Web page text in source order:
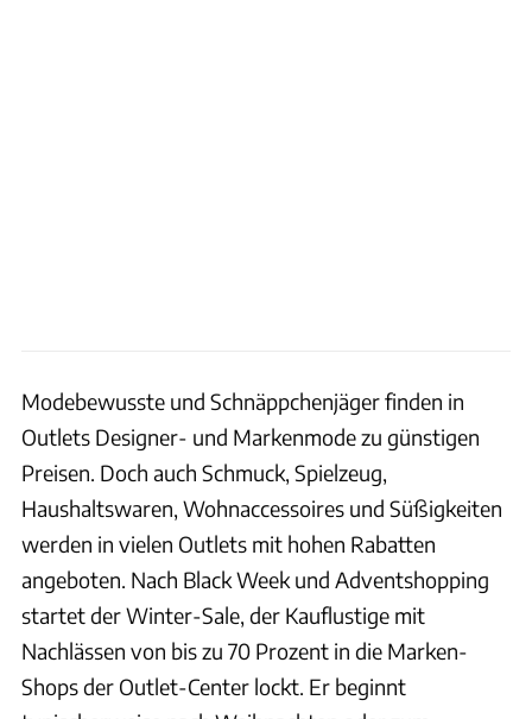
Modebewusste und Schnäppchenjäger finden in
Outlets Designer- und Markenmode zu günstigen
Preisen. Doch auch Schmuck, Spielzeug,
Haushaltswaren, Wohnaccessoires und Süßigkeiten
werden in vielen Outlets mit hohen Rabatten
angeboten. Nach Black Week und Adventshopping
startet der Winter-Sale, der Kauflustige mit
Nachlässen von bis zu 70 Prozent in die Marken-
Shops der Outlet-Center lockt. Er beginnt